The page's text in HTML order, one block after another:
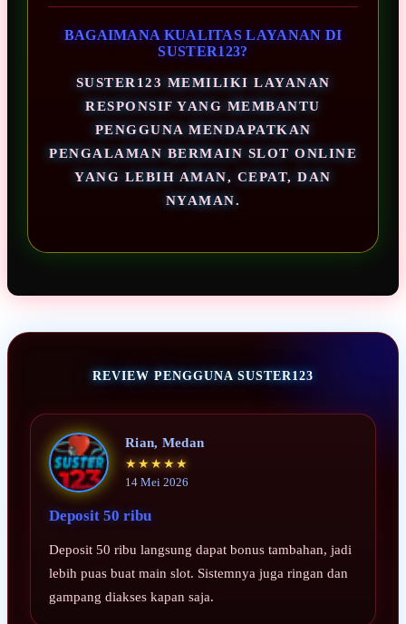
BAGAIMANA KUALITAS LAYANAN DI
SUSTER123?
SUSTER123 MEMILIKI LAYANAN
RESPONSIF YANG MEMBANTU
PENGGUNA MENDAPATKAN
PENGALAMAN BERMAIN SLOT ONLINE
YANG LEBIH AMAN, CEPAT, DAN
NYAMAN.
REVIEW PENGGUNA SUSTER123
Rian, Medan
★★★★★
14 Mei 2026
Deposit 50 ribu
Deposit 50 ribu langsung dapat bonus tambahan, jadi
lebih puas buat main slot. Sistemnya juga ringan dan
gampang diakses kapan saja.